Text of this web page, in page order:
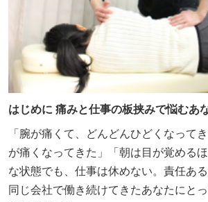
はじめに 痛みと仕事の板挟みで悩むあ
「腕が痛くて、どんどんひどくなって
が痛くなってきた」「朝は目が覚める
な状態でも、仕事は休めない。責任あ
同じ会社で働き続けてきたあなたにと